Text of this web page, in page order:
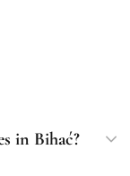
in Bihać?